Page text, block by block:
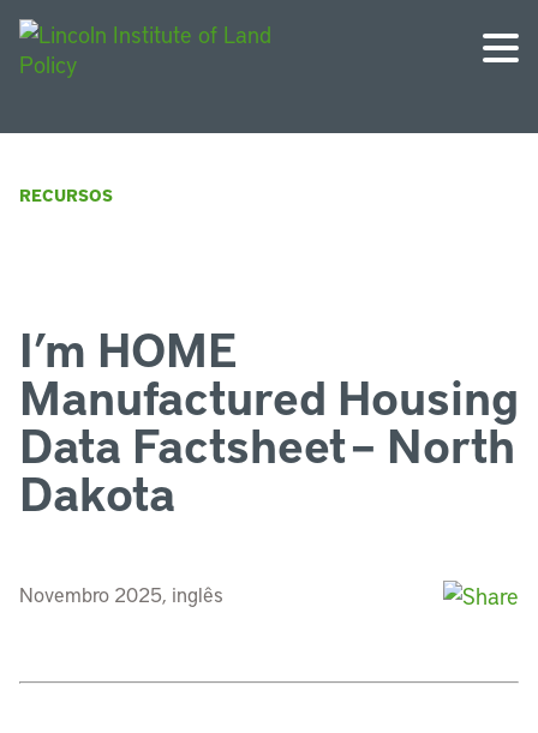
RECURSOS
I’m HOME
Manufactured Housing
Data Factsheet – North
Dakota
Novembro 2025, inglês